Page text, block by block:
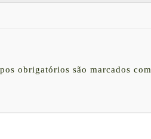
obrigatórios são marcados com